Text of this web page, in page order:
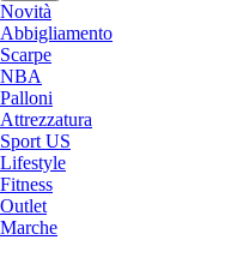
Novità
Abbigliamento
Scarpe
NBA
Palloni
Attrezzatura
Sport US
Lifestyle
Fitness
Outlet
Marche